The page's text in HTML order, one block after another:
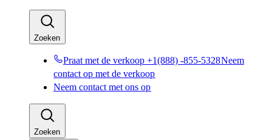
Zoeken​​
Praat met de verkoop +1(888) -855-5328​​Neem
contact op met de verkoop​​
Neem contact met ons op​​
Zoeken​​